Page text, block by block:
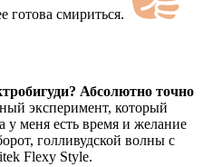
готова смириться.
Абсолютно точно
эксперимент, который
у меня есть время и желание
голливудской волны с
Flexy Style.